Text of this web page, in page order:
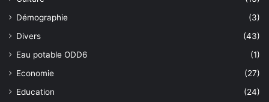
Démographie
(3)
Divers
(43)
Eau potable ODD6
(1)
Economie
(27)
Education
(24)